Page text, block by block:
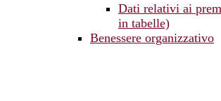
Dati relativi ai
in tabelle)
Benessere organizzativo